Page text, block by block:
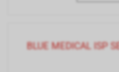
BLUE MEDICAL ISP